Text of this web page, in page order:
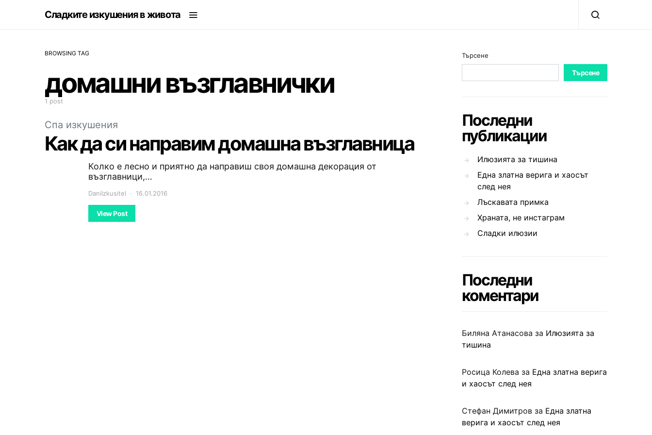
Сладките изкушения в живота
BROWSING TAG
домашни възглавнички
1 post
Спа изкушения
Как да си направим домашна възглавница
Колко е лесно и приятно да направиш своя домашна декорация от
възглавници,…
DaniIzkusitel 16.01.2016
View Post
Търсене
Търсене
Последни
публикации
Илюзията за тишина
Една златна верига и хаосът
след нея
Лъскавата примка
Храната, не инстаграм
Сладки илюзии
Последни
коментари
Биляна Атанасова за Илюзията за
тишина
Росица Колева за Една златна верига
и хаосът след нея
Стефан Димитров за Една златна
верига и хаосът след нея